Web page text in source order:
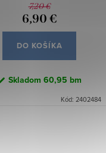
7,20 €
6,90 €
DO KOŠÍKA
Skladom 60,95 bm
Kód: 2402484